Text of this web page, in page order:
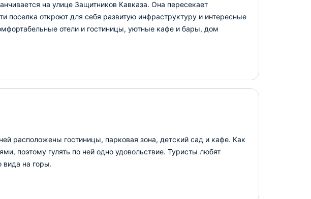
на улице Защитников Кавказа. Она пересекает
поселка откроют для себя развитую инфраструктуру и интересные
отели и гостиницы, уютные кафе и бары, дом
расположены гостиницы, парковая зона, детский сад и кафе. Как
поэтому гулять по ней одно удовольствие. Туристы любят
вида на горы.